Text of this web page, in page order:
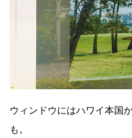
ウィンドウにはハワイ本国
も。